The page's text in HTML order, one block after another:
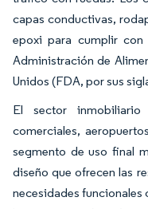
capas conductivas,
epoxi para cumplir
Administración de
Unidos (FDA, por sus
El sector
comerciales,
segmento de uso final
diseño que ofrecen las
necesidades funcionales